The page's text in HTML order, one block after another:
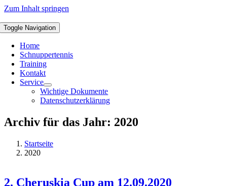
Zum Inhalt springen
Toggle Navigation
Home
Schnuppertennis
Training
Kontakt
Service
Wichtige Dokumente
Datenschutzerklärung
Archiv für das Jahr: 2020
Startseite
2020
2. Cheruskia Cup am 12.09.2020